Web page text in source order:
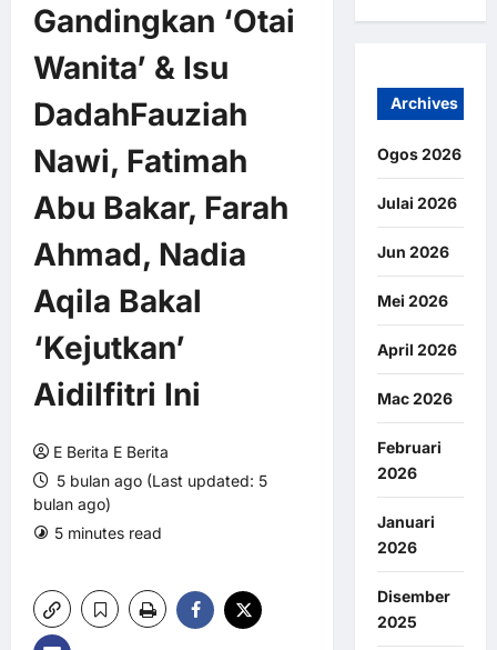
Gandingkan ‘Otai
Wanita’ & Isu
DadahFauziah
Nawi, Fatimah
Abu Bakar, Farah
Ahmad, Nadia
Aqila Bakal
‘Kejutkan’
Aidilfitri Ini
E Berita E Berita
5 bulan ago (Last updated: 5
bulan ago)
5 minutes read
Archives
Ogos 2026
Julai 2026
Jun 2026
Mei 2026
April 2026
Mac 2026
Februari
2026
Januari
2026
Disember
2025